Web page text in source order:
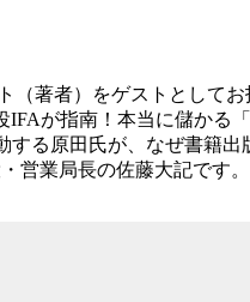
著者）をゲストとして
が指南！本当に儲か
る原田氏が、なぜ書籍
営業局長の佐藤大記です。